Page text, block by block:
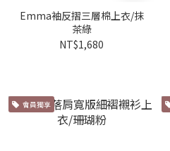
Emma袖反摺三層棉上衣/抹
茶綠
NT$1,680
會員獨享